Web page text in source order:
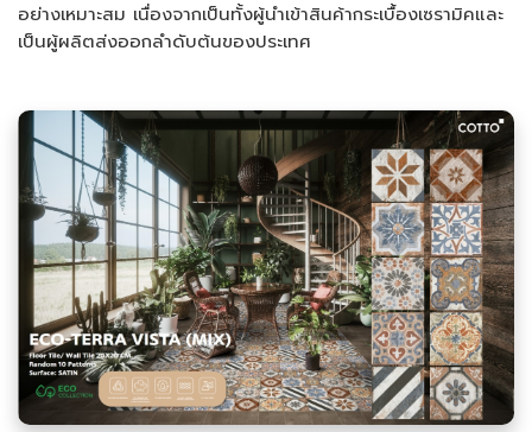
อย่างเหมาะสม เนื่องจากเป็นทั้งผู้นำเข้าสินค้ากระเบื้องเซรามิคและ
เป็นผู้ผลิตส่งออกลำดับต้นของประเทศ